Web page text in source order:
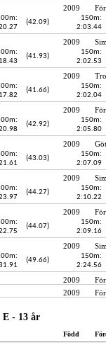
2009
(42.09)
150m:
2:03.44
2009
(41.93)
150m:
2:02.53
2009
(41.66)
150m:
2:02.04
2009
(42.92)
150m:
2:05.80
2009
(43.03)
150m:
2:07.09
2009
(44.27)
150m:
2:10.22
2009
(44.07)
150m:
2:09.16
2009
(49.66)
150m:
2:24.56
2009
2009
E - 13 år
Född